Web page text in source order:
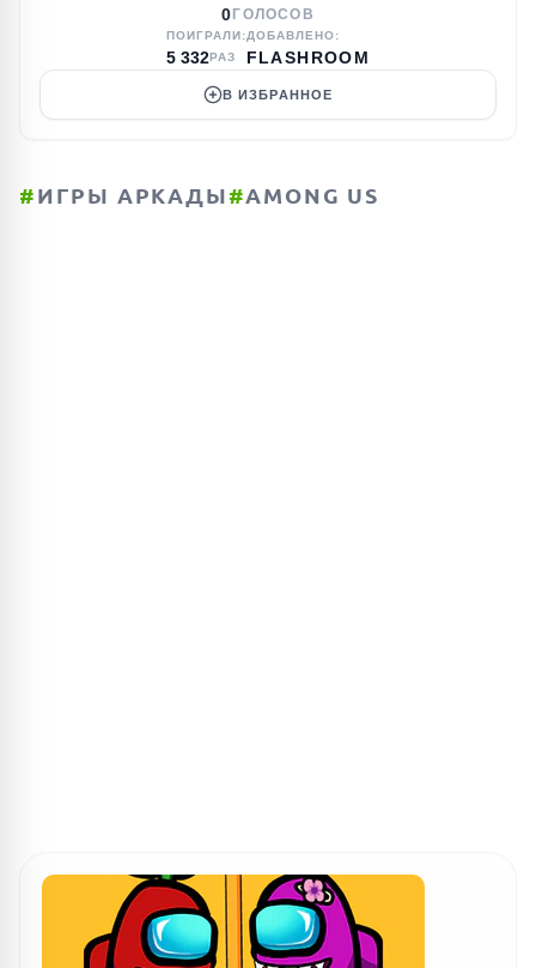
0 ГОЛОСОВ
ПОИГРАЛИ:
5 332РАЗ
ДОБАВЛЕНО:
FLASHROOM
В ИЗБРАННОЕ
#ИГРЫ АРКАДЫ#AMONG US